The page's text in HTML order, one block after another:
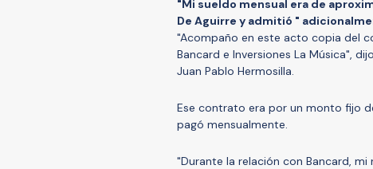
"Mi sueldo mensual era de
De Aguirre y admitió "
"Acompaño en este acto copia del
Bancard e Inversiones La Música",
Juan Pablo Hermosilla.
Ese contrato era por un monto fijo
pagó mensualmente.
"Durante la relación con Bancard,